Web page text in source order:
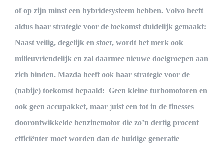
of op zijn minst een hybridesysteem hebben. Volvo heeft
aldus haar strategie voor de toekomst duidelijk gemaakt:
Naast veilig, degelijk en stoer, wordt het merk ook
milieuvriendelijk en zal daarmee nieuwe doelgroepen aan
zich binden. Mazda heeft ook haar strategie voor de
(nabije) toekomst bepaald: Geen kleine turbomotoren en
ook geen accupakket, maar juist een tot in de finesses
doorontwikkelde benzinemotor die zo’n dertig procent
efficiënter moet worden dan de huidige generatie